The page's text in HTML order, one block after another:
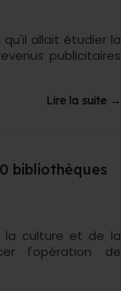
qu'il allait étudier la
publicitaires
Lire la suite →
bibliothèques
la culture et de la
l'opération de